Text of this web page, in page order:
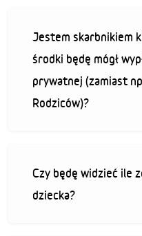
Jestem skarbnikiem
środki będę mógł
prywatnej (zamiast
Rodziców)?
Czy będę widzieć ile
dziecka?